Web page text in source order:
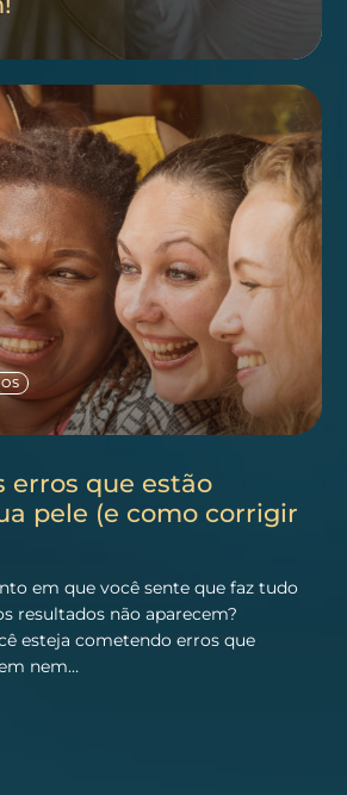
erros que estão
pele (e como corrigir
em que você sente que faz tudo
resultados não aparecem?
esteja cometendo erros que
nem…